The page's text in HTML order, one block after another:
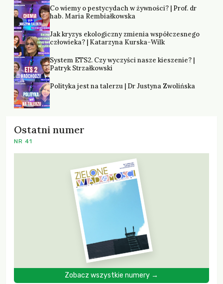
Co wiemy o pestycydach w żywności? | Prof. dr
hab. Maria Rembiałkowska
Jak kryzys ekologiczny zmienia współczesnego
człowieka? | Katarzyna Kurska-Wilk
System ETS2. Czy wyczyści nasze kieszenie? |
Patryk Strzałkowski
Polityka jest na talerzu | Dr Justyna Zwolińska
Ostatni numer
NR 41
Zobacz wszystkie numery →